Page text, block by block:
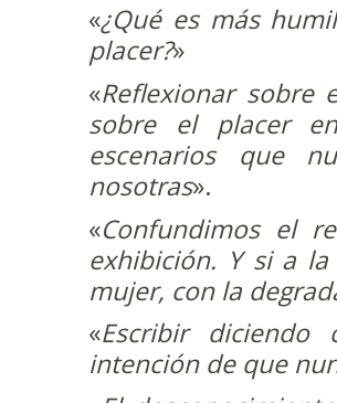
«¿Qué es más
placer?»
«Reflexionar sobre
sobre el placer
escenarios que
nosotras».
«Confundimos el
exhibición. Y si a
mujer, con la
«Escribir
intención de que